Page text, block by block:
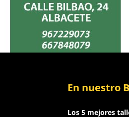
En nuestro
Los 5 mejores